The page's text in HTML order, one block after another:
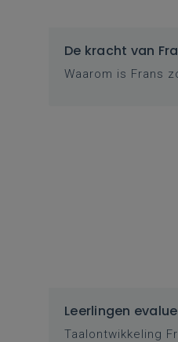
De kracht van
Waarom is Frans
Leerlingen
Taalontwikkeling